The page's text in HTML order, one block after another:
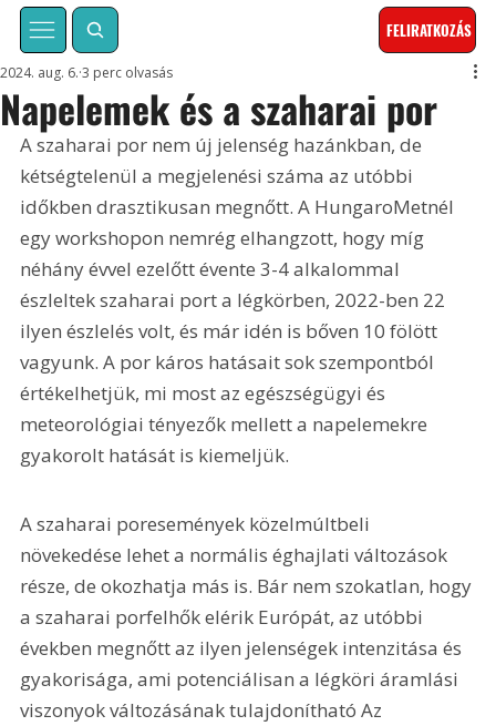
FELIRATKOZÁS
Napelemek és a szaharai por
2024. aug. 6. 3 perc olvasás
A szaharai por nem új jelenség hazánkban, de
kétségtelenül a megjelenési száma az utóbbi
időkben drasztikusan megnőtt. A HungaroMetnél
egy workshopon nemrég elhangzott, hogy míg
néhány évvel ezelőtt évente 3-4 alkalommal
észleltek szaharai port a légkörben, 2022-ben 22
ilyen észlelés volt, és már idén is bőven 10 fölött
vagyunk. A por káros hatásait sok szempontból
értékelhetjük, mi most az egészségügyi és
meteorológiai tényezők mellett a napelemekre
gyakorolt hatását is kiemeljük.
A szaharai poresemények közelmúltbeli
növekedése lehet a normális éghajlati változások
része, de okozhatja más is. Bár nem szokatlan, hogy
a szaharai porfelhők elérik Európát, az utóbbi
években megnőtt az ilyen jelenségek intenzitása és
gyakorisága, ami potenciálisan a légköri áramlási
viszonyok változásának tulajdonítható Az